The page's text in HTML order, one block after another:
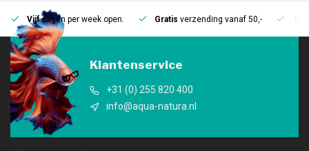
Vijfdagen per week open. Gratis verzending vanaf 50,-
Klantenservice
+31 (0) 255 820 400
info@aqua-natura.nl